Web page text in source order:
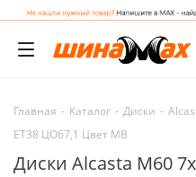
Главная - Каталог - Диски -
ET38 ЦО67,1 Цвет MB
Диски Alcasta M60